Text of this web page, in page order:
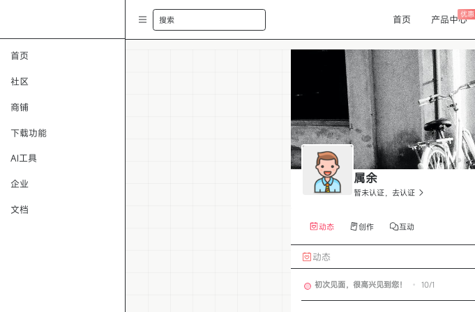
首页
社区
商铺
下载功能
AI工具
企业
文档
搜索 首页 产品中心优惠
属余
暂未认证，去认证
动态 创作 互动
动态
初次见面，很高兴见到您！ • 10/1